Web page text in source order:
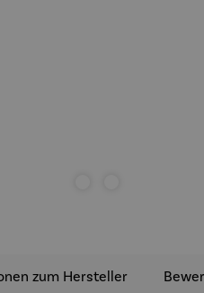
zum Hersteller